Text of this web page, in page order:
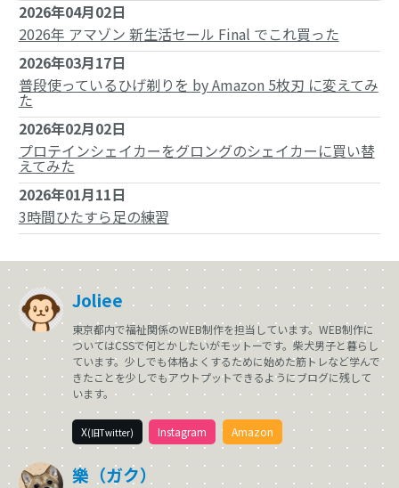
2026年04月02日
2026年 アマゾン 新生活セール Final でこれ買った
2026年03月17日
普段使っているひげ剃りを by Amazon 5枚刃 に変えてみ
た
2026年02月02日
プロテインシェイカーをグロングのシェイカーに買い替
えてみた
2026年01月11日
3時間ひたすら足の練習
Joliee
東京都内で福祉関係のWEB制作を担当しています。WEB制作に
ついてはCSSで何とかしたいがモットーです。柴犬男子と暮らし
ています。少しでも体格よくするために始めた筋トレなど学んで
きたことを少しでもアウトプットできるようにブログに残して
います。
X(旧Twitter) Instagram Amazon
樂（ガク）